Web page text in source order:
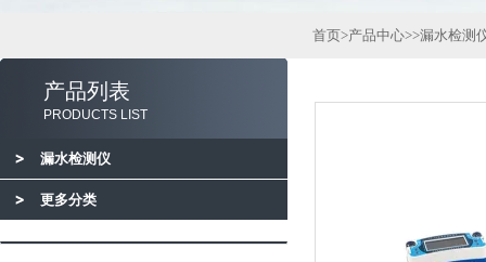
产品列表
PRODUCTS LIST
漏水检测仪
更多分类
首页>产品中心>>漏水检测